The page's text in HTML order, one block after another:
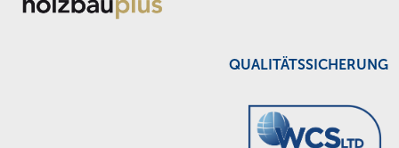
QUALITÄTSSICHERUNG